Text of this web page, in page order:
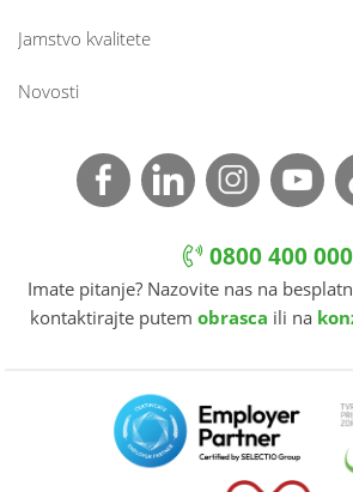
Jamstvo kvalitete
Novosti
0800 400 000
Imate pitanje? Nazovite nas na
kontaktirajte putem obrasca ili na